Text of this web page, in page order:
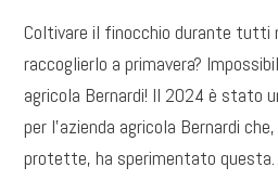
Coltivare il finocchio durante tutti
raccoglierlo a primavera?
agricola Bernardi! Il 2024 è stato
per l’azienda agricola Bernardi
protette, ha sperimentato